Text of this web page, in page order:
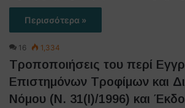
Περισσότερα »
16 1,334
Τροποποιήσεις του περί
Επιστημόνων Τροφίμων και
Νόμου (Ν. 31(Ι)/1996) και